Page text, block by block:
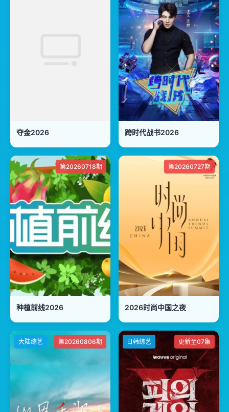
夺金2026 跨时代战书2026
第20260718期
种植前线2026
第20260727期
2026时尚中国之夜
大陆综艺 第20260806期 日韩综艺 更新至07集